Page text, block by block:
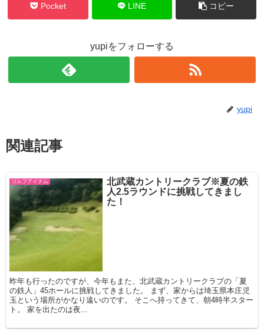
Pocket LINE コピー
yupiをフォローする
yupi
関連記事
ゴルフアイテム
北武蔵カントリークラブ※夏の鉄
人2.5ラウンドに挑戦してきまし
た！
昨年も行ったのですが、今年もまた、北武蔵カントリークラブの「夏
の鉄人」45ホールに挑戦してきました。 まず、家からは埼玉県本庄児
玉という場所がかなり遠いのです。 そこへ持ってきて、朝4時半スター
ト。 家を出たのは夜...